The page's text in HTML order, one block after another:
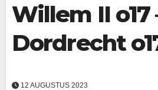
Willem II o17
Dordrecht
12 AUGUSTUS 2023